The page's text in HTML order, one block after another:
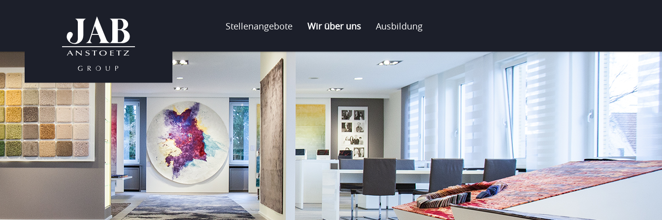
Stellenangebote Wir über uns Ausbildung